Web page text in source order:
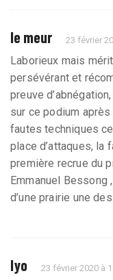
le meur 23 février
Laborieux mais
persévérant et
preuve
sur ce podium
fautes techniques
place d’attaques, la
première recrue du
Emmanuel Bessong
d’une prairie une
lyo 23 février 2020 à